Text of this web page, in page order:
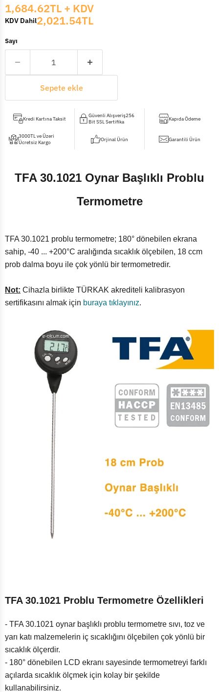
Mevcut fiyat
1,684.62TL + KDV
KDV Dahil2,021.54TL
Sayı
Sepete ekle
Kredi Kartına Taksit
Güvenli Alışveriş256
Bit SSL Sertifika
Kapıda Ödeme
3000TL ve Üzeri
Ücretsiz Kargo
Orjinal Ürün Garantili Ürün
TFA 30.1021 Oynar Başlıklı Problu
Termometre
TFA 30.1021 problu termometre; 180° dönebilen ekrana
sahip, -40 ... +200°C aralığında sıcaklık ölçebilen, 18 ccm
prob dalma boyu ile çok yönlü bir termometredir.
Not: Cihazla birlikte TÜRKAK akrediteli kalibrasyon
sertifikasını almak için buraya tıklayınız.
TFA 30.1021 Problu Termometre Özellikleri
- TFA 30.1021 oynar başlıklı problu termometre sıvı, toz ve
yarı katı malzemelerin iç sıcaklığını ölçebilen çok yönlü bir
sıcaklık ölçerdir.
- 180° dönebilen LCD ekranı sayesinde termometreyi farklı
açılarda sıcaklık ölçmek için kolay bir şekilde
kullanabilirsiniz.